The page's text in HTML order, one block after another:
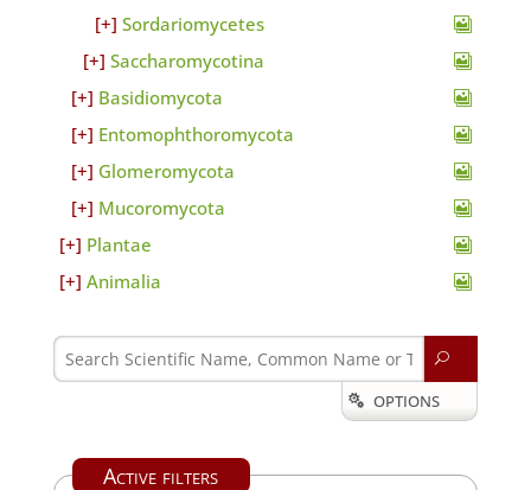
Sordariomycetes
Saccharomycotina
Basidiomycota
Entomophthoromycota
Glomeromycota
Mucoromycota
Plantae
Animalia
U
 OPTIONS
Active filters